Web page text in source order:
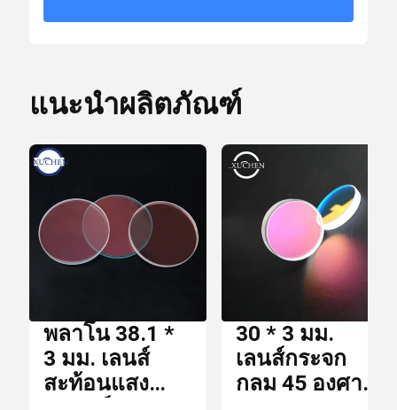
Optical Bandpass Filter
เลนส์ CCD
การ
บรรจุ
กล่องบรรจุ
เวลา
การ
ส่ง
มอบ
7 วัน
การ
ชำระ
เงิน
T / T,
Paypal
สำหรับเครื่อง
แนะนำผลิตภัณฑ์
พลาโน 38.1 *
3 มม. เลนส์
สะท้อนแสง
30 * 3 มม.
เลนส์กระจก
กลม 45 องศา